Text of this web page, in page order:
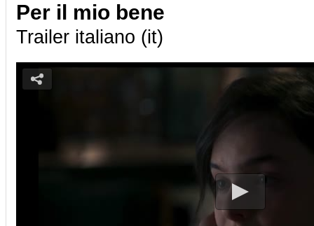
Per il mio bene
Trailer italiano (it)